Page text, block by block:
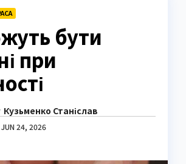
бути
при
Кузьменко Станіслав
JUN 24, 2026